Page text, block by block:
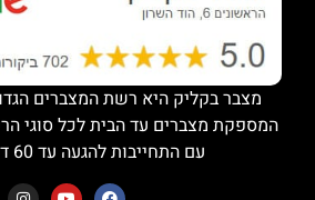
מצבר בקליק היא רשת המצברים
המספקת מצברים עד הבית לכל סוגי
עם התחייבות להגעה עד 60 דקות בלבד.